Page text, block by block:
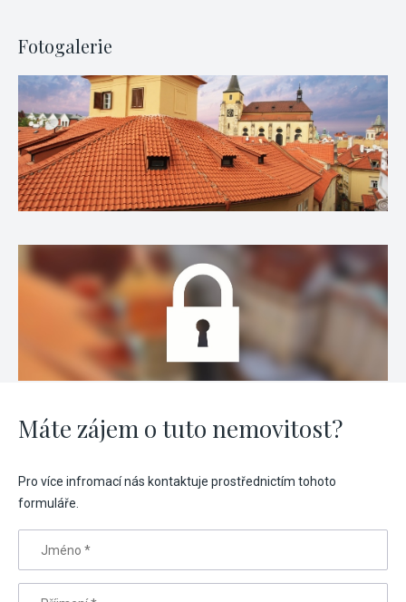
Fotogalerie
Máte zájem o tuto nemovitost?
Pro více infromací nás kontaktuje prostřednictím tohoto
formuláře.